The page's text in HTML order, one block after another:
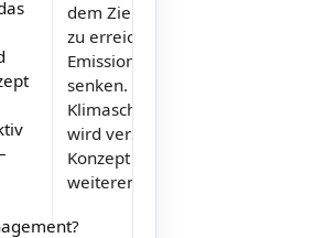
dem Ziel, das 1,5-Grad-Ziel
zu erreichen und die
Emissionen deutlich zu
senken. Das
Klimaschutzmanagement
wird verstetigt und das
Konzept langfristig
weiterentwickelt.